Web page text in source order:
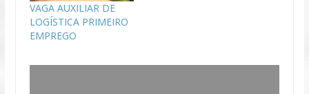
VAGA AUXILIAR DE
LOGÍSTICA PRIMEIRO
EMPREGO